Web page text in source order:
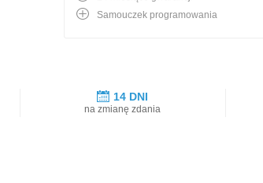
Samouczek programowania
14 DNI
na zmianę zdania